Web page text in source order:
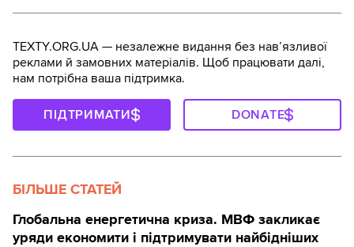
TEXTY.ORG.UA — незалежне видання без навʼязливої
реклами й замовних матеріалів. Щоб працювати далі,
нам потрібна ваша підтримка.
ПІДТРИМАТИ DONATE
БІЛЬШЕ СТАТЕЙ
Глобальна енергетична криза. МВФ закликає
уряди економити і підтримувати найбідніших